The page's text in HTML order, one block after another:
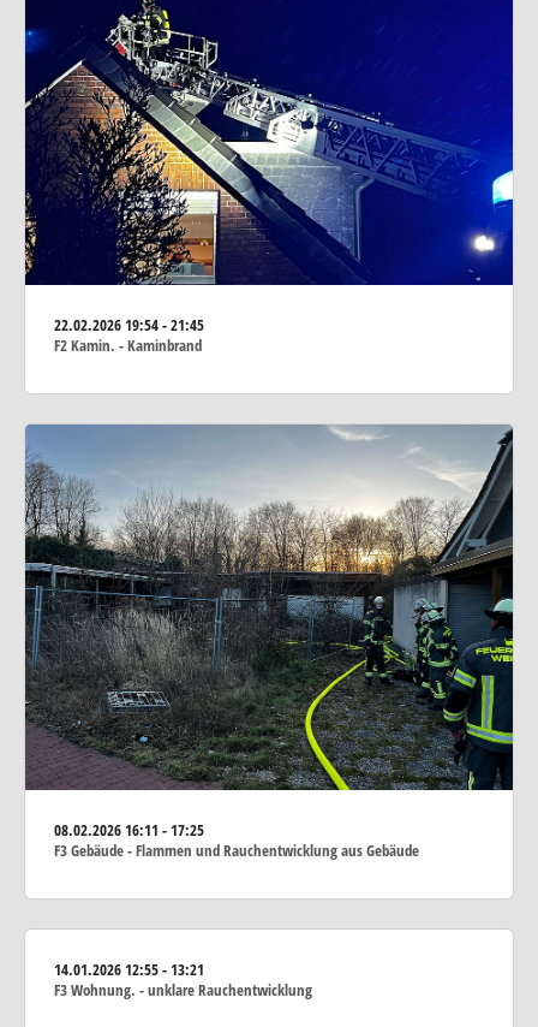
22.02.202619:54 - 21:45
F2 Kamin. - Kaminbrand
08.02.202616:11 - 17:25
F3 Gebäude - Flammen und Rauchentwicklung aus Gebäude
14.01.202612:55 - 13:21
F3 Wohnung. - unklare Rauchentwicklung